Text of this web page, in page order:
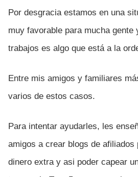
Por desgracia estamos en una
muy favorable para mucha gente
trabajos es algo que está a la
Entre mis amigos y familiares
varios de estos casos.
Para intentar ayudarles, les
amigos a crear blogs de afiliados
dinero extra y asi poder capear